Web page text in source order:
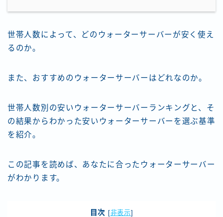
世帯人数によって、どのウォーターサーバーが安く使え
るのか。
また、おすすめのウォーターサーバーはどれなのか。
世帯人数別の安いウォーターサーバーランキングと、そ
の結果からわかった安いウォーターサーバーを選ぶ基準
を紹介。
この記事を読めば、あなたに合ったウォーターサーバー
がわかります。
目次 [非表示]